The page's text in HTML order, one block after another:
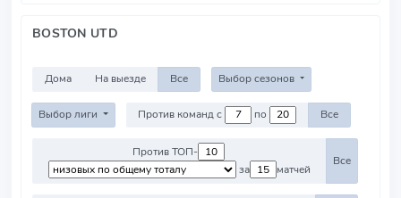
BOSTON UTD
Дома На выезде Все Выбор сезонов
Выбор лиги Против команд с по Все
Против ТОП-
за
матчей
Все